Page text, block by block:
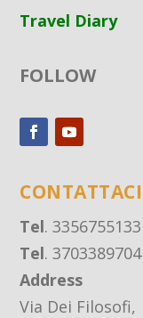
Travel Diary
FOLLOW
CONTATTACI
Tel. 3356755133
Tel. 3703389704
Address
Via Dei Filosofi,